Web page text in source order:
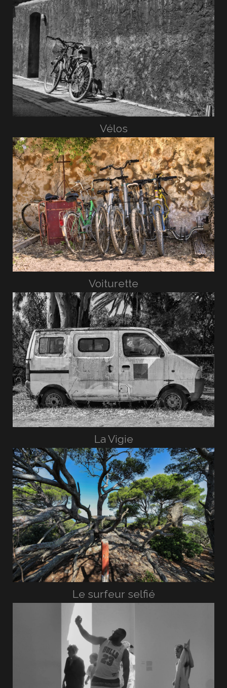
Vélos
Voiturette
La Vigie
Le surfeur selfié